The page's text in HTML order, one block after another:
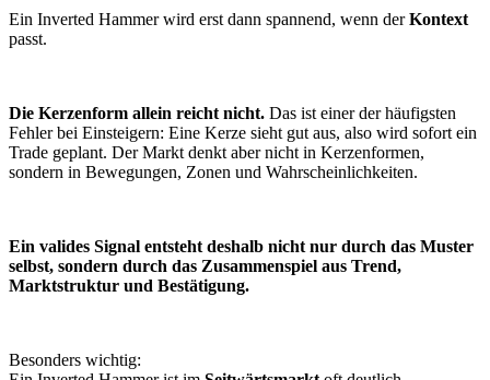
Ein Inverted Hammer wird erst dann spannend, wenn derKontext
passt.
Die Kerzenform allein reicht nicht. Das ist einer der häufigsten
Fehler bei Einsteigern: Eine Kerze sieht gut aus, also wird sofort ein
Trade geplant. Der Markt denkt aber nicht in Kerzenformen,
sondern in Bewegungen, Zonen und Wahrscheinlichkeiten.
Ein valides Signal entsteht deshalb nicht nur durch das Muster
selbst, sondern durch das Zusammenspiel aus Trend,
Marktstruktur und Bestätigung.
Besonders wichtig: